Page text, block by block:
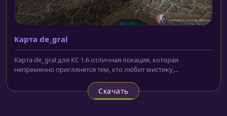
Карта de_gral
Карта de_gral для КС 1.6 отличная локация, которая
непременно приглянется тем, кто любит мистику,...
Скачать